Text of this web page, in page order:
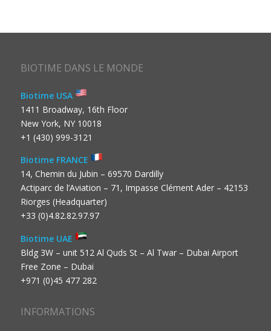
BIOTIME DANS LE MONDE
Biotime USA
1411 Broadway, 16th Floor
New York, NY 10018
+1 (430) 999-3121
Biotime FRANCE
14, Chemin du Jubin – 69570 Dardilly
Actiparc de l’Aviation – 71, Impasse Clément Ader – 42153
Riorges (Headquarter)
+33 (0)4.82.82.97.97
Biotime UAE
Bldg 3W – unit 512 Al Quds St – Al Twar – Dubai Airport
Free Zone – Dubai
+971 (0)45 477 282
INFORMATIONS